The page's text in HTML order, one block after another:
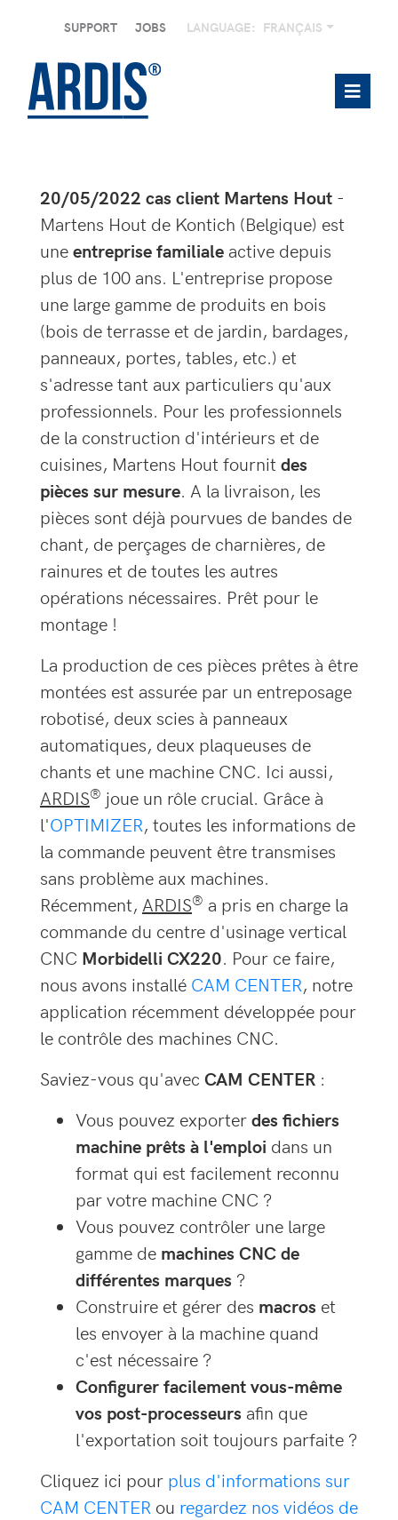
SUPPORT JOBS LANGUAGE: FRANÇAIS
20/05/2022 cas client Martens Hout -
Martens Hout de Kontich (Belgique) est
uneentreprise familiale active depuis
plus de 100 ans. L'entreprise propose
une large gamme de produits en bois
(bois de terrasse et de jardin, bardages,
panneaux, portes, tables, etc.) et
s'adresse tant aux particuliers qu'aux
professionnels. Pour les professionnels
de la construction d'intérieurs et de
cuisines, Martens Hout fournit des
pièces sur mesure. A la livraison, les
pièces sont déjà pourvues de bandes de
chant, de perçages de charnières, de
rainures et de toutes les autres
opérations nécessaires. Prêt pour le
montage !
La production de ces pièces prêtes à être
montées est assurée par un entreposage
robotisé, deux scies à panneaux
automatiques, deux plaqueuses de
chants et une machine CNC. Ici aussi,
ARDIS® joue un rôle crucial. Grâce à
l'OPTIMIZER, toutes les informations de
la commande peuvent être transmises
sans problème aux machines.
Récemment, ARDIS® a pris en charge la
commande du centre d'usinage vertical
CNC Morbidelli CX220. Pour ce faire,
nous avons installé CAM CENTER, notre
application récemment développée pour
le contrôle des machines CNC.
Saviez-vous qu'avec CAM CENTER :
Vous pouvez exporterdes fichiers
machine prêts à l'emploi dans un
format qui est facilement reconnu
par votre machine CNC ?
Vous pouvez contrôler une large
gamme de machines CNC de
différentes marques ?
Construire et gérer des macros et
les envoyer à la machine quand
c'est nécessaire ?
Configurer facilement vous-même
vos post-processeurs afin que
l'exportation soit toujours parfaite ?
Cliquez ici pour plus d'informations sur
CAM CENTER ou regardez nos vidéos de